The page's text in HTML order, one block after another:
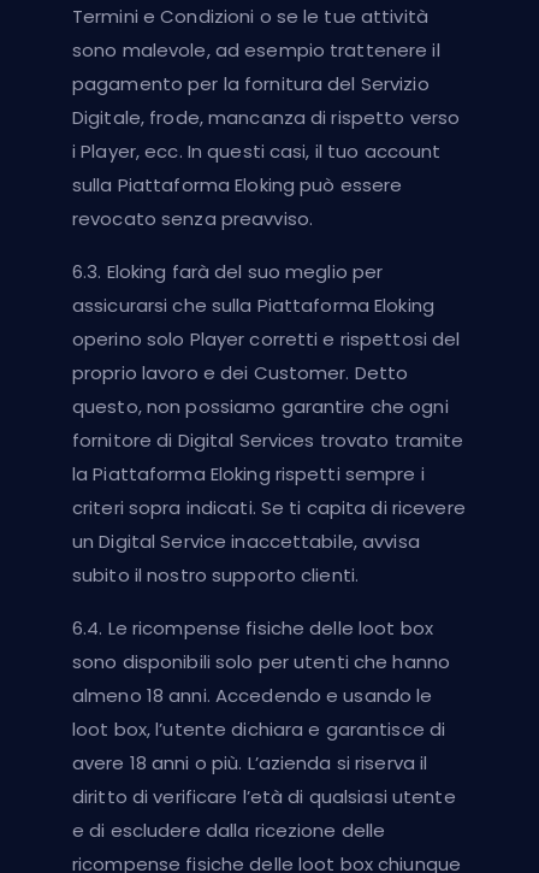
Termini e Condizioni o se le tue attività
sono malevole, ad esempio trattenere il
pagamento per la fornitura del Servizio
Digitale, frode, mancanza di rispetto verso
i Player, ecc. In questi casi, il tuo account
sulla Piattaforma Eloking può essere
revocato senza preavviso.
6.3. Eloking farà del suo meglio per
assicurarsi che sulla Piattaforma Eloking
operino solo Player corretti e rispettosi del
proprio lavoro e dei Customer. Detto
questo, non possiamo garantire che ogni
fornitore di Digital Services trovato tramite
la Piattaforma Eloking rispetti sempre i
criteri sopra indicati. Se ti capita di ricevere
un Digital Service inaccettabile, avvisa
subito il nostro supporto clienti.
6.4. Le ricompense fisiche delle loot box
sono disponibili solo per utenti che hanno
almeno 18 anni. Accedendo e usando le
loot box, l’utente dichiara e garantisce di
avere 18 anni o più. L’azienda si riserva il
diritto di verificare l’età di qualsiasi utente
e di escludere dalla ricezione delle
ricompense fisiche delle loot box chiunque